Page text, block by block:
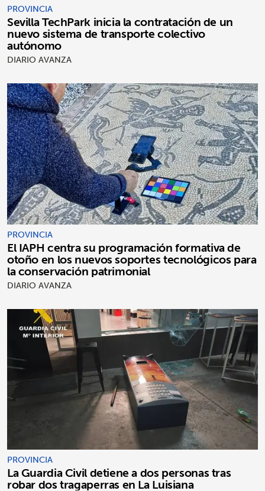
PROVINCIA
Sevilla TechPark inicia la contratación de un
nuevo sistema de transporte colectivo
autónomo
DIARIO AVANZA
PROVINCIA
El IAPH centra su programación formativa de
otoño en los nuevos soportes tecnológicos para
la conservación patrimonial
DIARIO AVANZA
PROVINCIA
La Guardia Civil detiene a dos personas tras
robar dos tragaperras en La Luisiana